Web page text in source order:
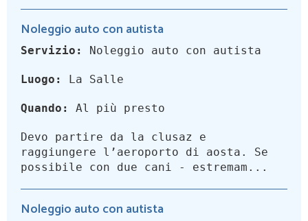
Noleggio auto con autista
Servizio: Noleggio auto con autista
Luogo: La Salle
Quando: Al più presto
Devo partire da la clusaz e
raggiungere l’aeroporto di aosta. Se
possibile con due cani - estremam...
Noleggio auto con autista